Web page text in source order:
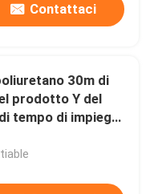
Contattaci
30m di
prodotto Y del
tempo di impiego
in rotolo